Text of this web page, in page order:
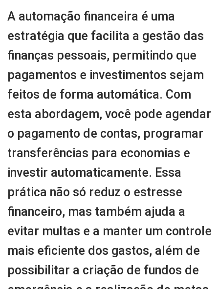
A automação financeira é uma
estratégia que facilita a gestão das
finanças pessoais, permitindo que
pagamentos e investimentos sejam
feitos de forma automática. Com
esta abordagem, você pode agendar
o pagamento de contas, programar
transferências para economias e
investir automaticamente. Essa
prática não só reduz o estresse
financeiro, mas também ajuda a
evitar multas e a manter um controle
mais eficiente dos gastos, além de
possibilitar a criação de fundos de